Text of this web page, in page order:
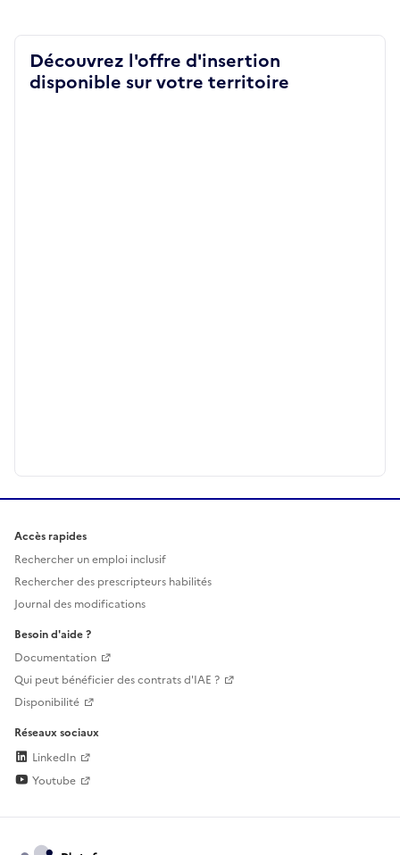
Découvrez l'offre d'insertion
disponible sur votre territoire
Accès rapides
Rechercher un emploi inclusif
Rechercher des prescripteurs habilités
Journal des modifications
Besoin d'aide ?
Documentation
Qui peut bénéficier des contrats d'IAE ?
Disponibilité
Réseaux sociaux
LinkedIn
Youtube